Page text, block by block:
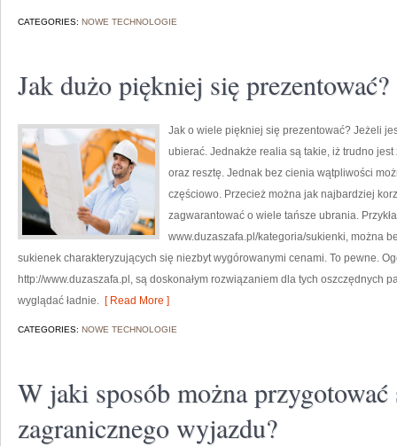
CATEGORIES: NOWE TECHNOLOGIE
Jak dużo piękniej się prezentować?
Jak o wiele piękniej się prezentować? Jeżeli
ubierać. Jednakże realia są takie, iż trudno
oraz resztę. Jednak bez cienia wątpliwości
częściowo. Przecież można jak najbardziej
zagwarantować o wiele tańsze ubrania.
www.duzaszafa.pl/kategoria/sukienki, można
sukienek charakteryzujących się niezbyt wygórowanymi cenami. To pewne.
http://www.duzaszafa.pl, są doskonałym rozwiązaniem dla tych oszczędnych
wyglądać ładnie. [ Read More ]
CATEGORIES: NOWE TECHNOLOGIE
W jaki sposób można przygotować
zagranicznego wyjazdu?